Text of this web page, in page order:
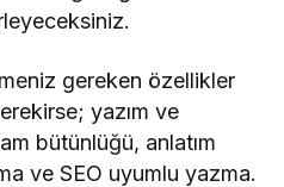
gereken özellikler
yazım ve
bütünlüğü, anlatım
ve SEO uyumlu yazma.